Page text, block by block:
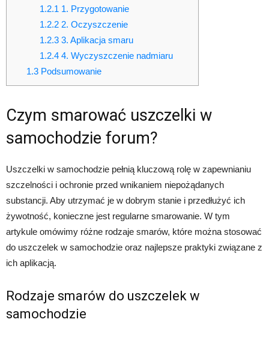
1.2.1 1. Przygotowanie
1.2.2 2. Oczyszczenie
1.2.3 3. Aplikacja smaru
1.2.4 4. Wyczyszczenie nadmiaru
1.3Podsumowanie
Czym smarować uszczelki w
samochodzie forum?
Uszczelki w samochodzie pełnią kluczową rolę w zapewnianiu
szczelności i ochronie przed wnikaniem niepożądanych
substancji. Aby utrzymać je w dobrym stanie i przedłużyć ich
żywotność, konieczne jest regularne smarowanie. W tym
artykule omówimy różne rodzaje smarów, które można stosować
do uszczelek w samochodzie oraz najlepsze praktyki związane z
ich aplikacją.
Rodzaje smarów do uszczelek w
samochodzie